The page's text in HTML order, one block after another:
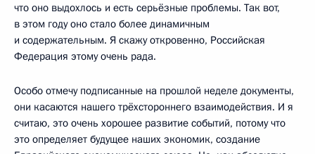
что оно выдохлось и есть серьёзные проблемы. Так вот,
в этом году оно стало более динамичным
и содержательным. Я скажу откровенно, Российская
Федерация этому очень рада.
Особо отмечу подписанные на прошлой неделе документы,
они касаются нашего трёхстороннего взаимодействия. И я
считаю, это очень хорошее развитие событий, потому что
это определяет будущее наших экономик, создание